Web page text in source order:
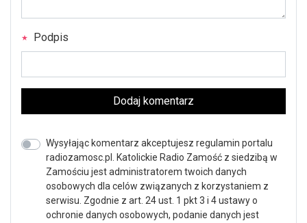
Podpis
Dodaj komentarz
Wysyłając komentarz akceptujesz regulamin portalu
radiozamosc.pl. Katolickie Radio Zamość z siedzibą w
Zamościu jest administratorem twoich danych
osobowych dla celów związanych z korzystaniem z
serwisu. Zgodnie z art. 24 ust. 1 pkt 3 i 4 ustawy o
ochronie danych osobowych, podanie danych jest